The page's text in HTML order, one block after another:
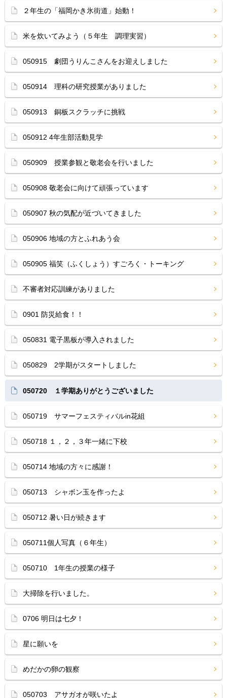
２年生の「福岡かき氷街道」始動！
米を炊いてみよう（５年生 調理実習）
050915 劇団うりんこさんをお迎えしました
050914 理科の研究授業がありました
050913 銅板スクラッチに挑戦
050912 4年生部活動見学
050909 授業参観と敬老会を行いました
050908 敬老会に向けて頑張っています
050907 秋の気配が近づいてきました
050906 地域の方とふれあう会
050905 福笑（ふくしょう）すごろく・トーキング
不審者対応訓練がありました
0901 防災給食！！
050831 電子黒板が導入されました
050829 2学期がスタートしました
050720 １学期ありがとうございました
050719 サマーフェスティバルin花組
050718 １，２，３年一緒に下校
050714 地域の方々に感謝！
050713 シャボン玉を作ったよ
050712 暑い日が続きます
050711個人写真（６年生）
050710 1年生の授業の様子
大掃除を行いました。
0706 明日は七夕！
星に願いを
めだかの卵の観察
050703 アサガオが咲いたよ